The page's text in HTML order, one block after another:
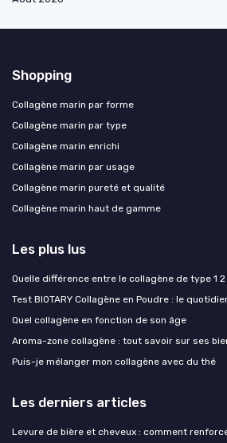
Shopping
Collagène marin par forme
Collagène marin par type
Collagène marin enrichi
Collagène marin par usage
Collagène marin pureté et qualité
Collagène marin haut de gamme
Les plus lus
Quelle différence entre le collagène de type 1 2
Test BIOTARY Collagène en Poudre : le
Quel collagène en fonction de son âge
Aroma-zone collagène : tout savoir sur ses
Puis-je mélanger mon collagène avec du thé
Les derniers articles
Levure de bière et cheveux : comment